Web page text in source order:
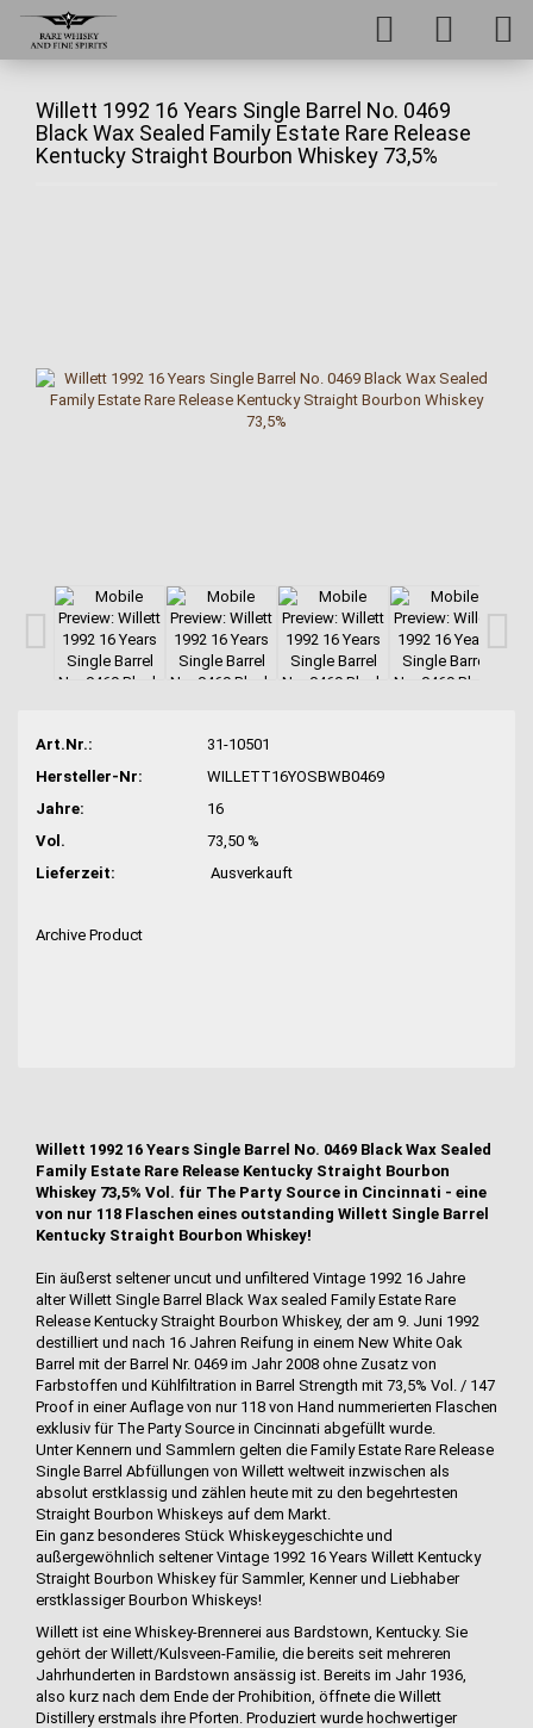
Willett 1992 16 Years Single Barrel No. 0469
Black Wax Sealed Family Estate Rare Release
Kentucky Straight Bourbon Whiskey 73,5%
Art.Nr.:
31-10501
Hersteller-Nr:
WILLETT16YOSBWB0469
Jahre:
16
Vol.
73,50 %
Lieferzeit:
Ausverkauft
Archive Product
Willett 1992 16 Years Single Barrel No. 0469 Black Wax Sealed
Family Estate Rare Release Kentucky Straight Bourbon
Whiskey 73,5% Vol. für The Party Source in Cincinnati - eine
von nur 118 Flaschen eines outstanding Willett Single Barrel
Kentucky Straight Bourbon Whiskey!
Ein äußerst seltener uncut und unfiltered Vintage 1992 16 Jahre
alter Willett Single Barrel Black Wax sealed Family Estate Rare
Release Kentucky Straight Bourbon Whiskey, der am 9. Juni 1992
destilliert und nach 16 Jahren Reifung in einem New White Oak
Barrel mit der Barrel Nr. 0469 im Jahr 2008 ohne Zusatz von
Farbstoffen und Kühlfiltration in Barrel Strength mit 73,5% Vol. / 147
Proof in einer Auflage von nur 118 von Hand nummerierten Flaschen
exklusiv für The Party Source in Cincinnati abgefüllt wurde.
Unter Kennern und Sammlern gelten die Family Estate Rare Release
Single Barrel Abfüllungen von Willett weltweit inzwischen als
absolut erstklassig und zählen heute mit zu den begehrtesten
Straight Bourbon Whiskeys auf dem Markt.
Ein ganz besonderes Stück Whiskeygeschichte und
außergewöhnlich seltener Vintage 1992 16 Years Willett Kentucky
Straight Bourbon Whiskey für Sammler, Kenner und Liebhaber
erstklassiger Bourbon Whiskeys!
Willett ist eine Whiskey-Brennerei aus Bardstown, Kentucky. Sie
gehört der Willett/Kulsveen-Familie, die bereits seit mehreren
Jahrhunderten in Bardstown ansässig ist. Bereits im Jahr 1936,
also kurz nach dem Ende der Prohibition, öffnete die Willett
Distillery erstmals ihre Pforten. Produziert wurde hochwertiger